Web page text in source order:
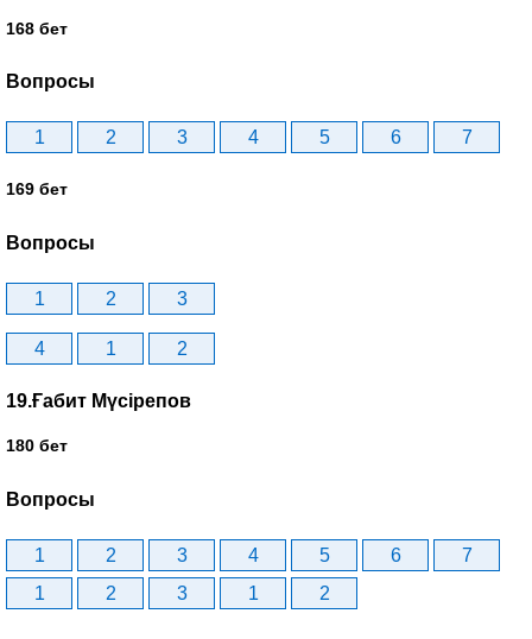
168 бет
Вопросы
1 2 3 4 5 6 7
169 бет
Вопросы
1 2 3
4 1 2
19.Ғабит Мүсірепов
180 бет
Вопросы
1 2 3 4 5 6
7
1
2 3 1 2